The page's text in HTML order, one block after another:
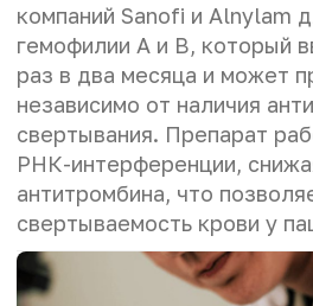
компаний Sanofi и Alnylam
гемофилии A и B, который
раз в два месяца и может
независимо от наличия
свертывания. Препарат
РНК-интерференции,
антитромбина, что
свертываемость крови у